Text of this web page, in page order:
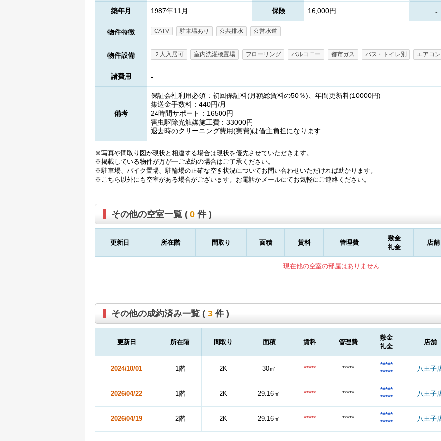
築年月 1987年11月 保険 16,000円 -
物件特徴 CATV 駐車場あり 公共排水 公営水道
物件設備 ２人入居可 室内洗濯機置場 フローリング バルコニー 都市ガス バス・トイレ別 エアコン
諸費用 -
備考
保証会社利用必須：初回保証料(月額総賃料の50％)、年間更新料(10000円)
集送金手数料：440円/月
24時間サポート：16500円
害虫駆除光触媒施工費：33000円
退去時のクリーニング費用(実費)は借主負担になります
※写真や間取り図が現状と相違する場合は現状を優先させていただきます。
※掲載している物件が万が一ご成約の場合はご了承ください。
※駐車場、バイク置場、駐輪場の正確な空き状況についてお問い合わせいただければ助かります。
※こちら以外にも空室がある場合がございます。お電話かメールにてお気軽にご連絡ください。
その他の空室一覧 ( 0 件 )
更新日 所在階 間取り 面積 賃料 管理費
敷金
礼金
店舗
現在他の空室の部屋はありません
その他の成約済み一覧 ( 3 件 )
更新日 所在階 間取り 面積 賃料 管理費
敷金
礼金
店舗
2024/10/01 1階 2K 30㎡ ***** *****
*****
*****
八王子
2026/04/22 1階 2K 29.16㎡ ***** *****
*****
*****
八王子
2026/04/19 2階 2K 29.16㎡ ***** *****
*****
*****
八王子